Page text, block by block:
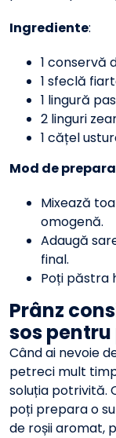
Ingrediente:
1 conservă
1 sfeclă
1 lingură
2 linguri
1 cățel
Mod de
Mixează
omogenă.
Adaugă
final.
Poți păstra
Prânz
sos
Când ai nevoie
petreci mult
soluția potrivită.
poți prepara o
de roșii aromat,